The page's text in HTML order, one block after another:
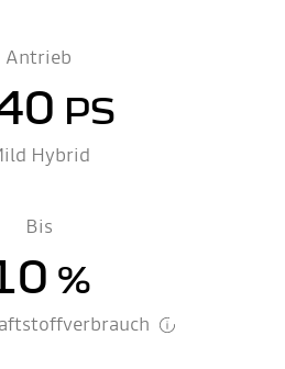
Antrieb
PS
Hybrid
Bis
%